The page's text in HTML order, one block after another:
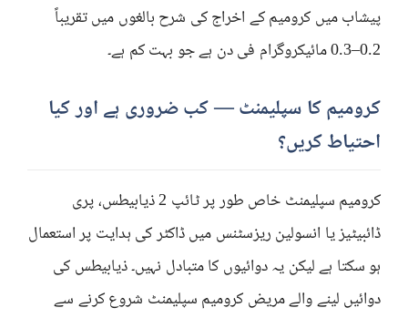
پیشاب میں کرومیم کے اخراج کی شرح بالغوں میں تقریباً
0.2–0.3 مائیکروگرام فی دن ہے جو بہت کم ہے۔
کرومیم کا سپلیمنٹ — کب ضروری ہے اور کیا
احتیاط کریں؟
کرومیم سپلیمنٹ خاص طور پر ٹائپ 2 ذیابیطس، پری
ڈائبیٹیز یا انسولین ریزسٹنس میں ڈاکٹر کی ہدایت پر استعمال
ہو سکتا ہے لیکن یہ دوائیوں کا متبادل نہیں۔ ذیابیطس کی
دوائیں لینے والے مریض کرومیم سپلیمنٹ شروع کرنے سے